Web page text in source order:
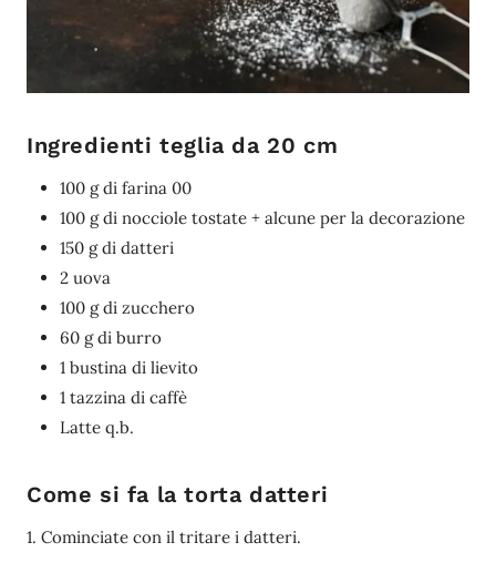
Ingredienti teglia da 20 cm
100 g di farina 00
100 g di nocciole tostate + alcune per la decorazione
150 g di datteri
2 uova
100 g di zucchero
60 g di burro
1 bustina di lievito
1 tazzina di caffè
Latte q.b.
Come si fa la torta datteri
1. Cominciate con il tritare i datteri.